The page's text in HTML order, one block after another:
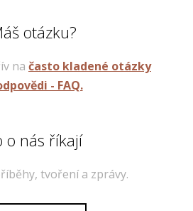
otázku?
na často kladené otázky
- FAQ.
o nás říkají
tvoření a zprávy.